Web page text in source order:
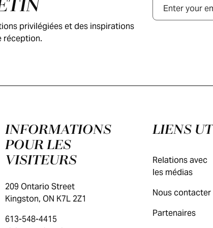
privilégiées et des inspirations
réception.
INFORMATIONS
POUR LES
VISITEURS
209 Ontario Street
Kingston, ON K7L 2Z1
613-548-4415
LIENS
Relations avec
les médias
Nous contacter
Partenaires